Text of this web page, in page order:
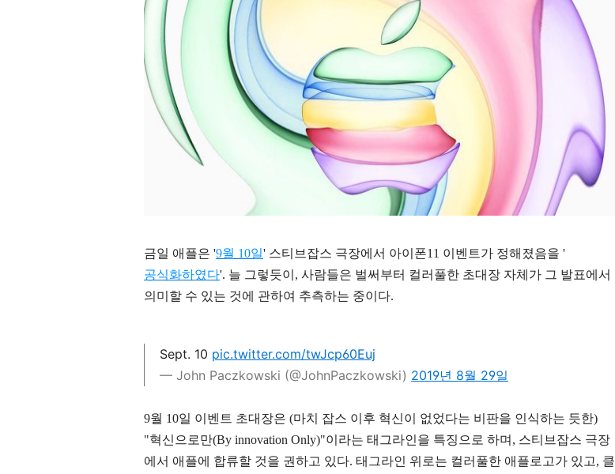
금일 애플은 '9월 10일' 스티브잡스 극장에서 아이폰11 이벤트가 정해졌음을 '
공식화하였다'. 늘 그렇듯이, 사람들은 벌써부터 컬러풀한 초대장 자체가 그 발표에서
의미할 수 있는 것에 관하여 추측하는 중이다.
Sept. 10 pic.twitter.com/twJcp60Euj
— John Paczkowski (@JohnPaczkowski) 2019년 8월 29일
9월 10일 이벤트 초대장은 (마치 잡스 이후 혁신이 없었다는 비판을 인식하는 듯한)
"혁신으로만(By innovation Only)"이라는 태그라인을 특징으로 하며, 스티브잡스 극장
에서 애플에 합류할 것을 권하고 있다. 태그라인 위로는 컬러풀한 애플로고가 있고, 클